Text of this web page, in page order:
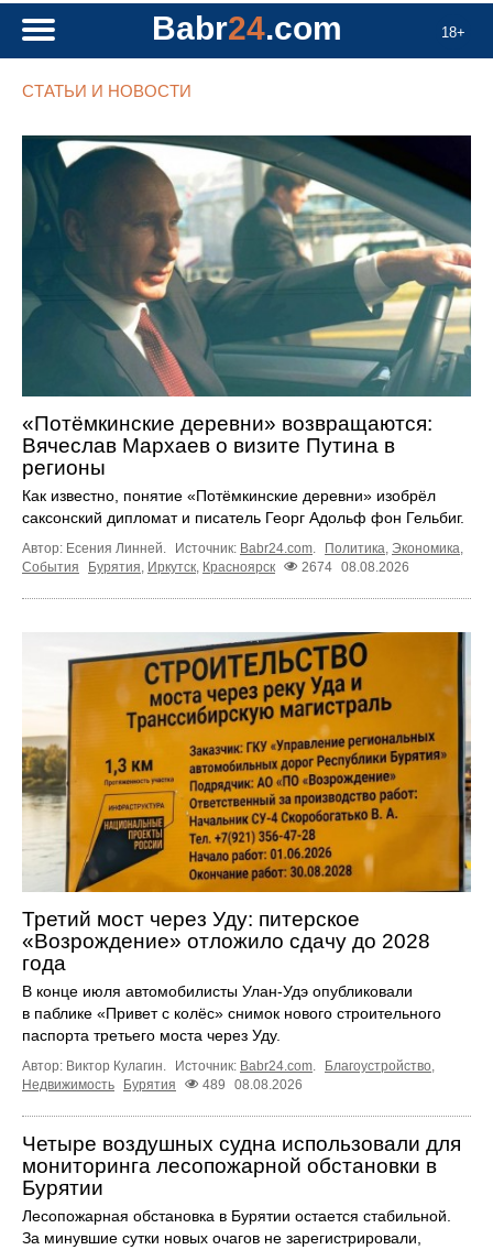
18+
Babr24.com
СТАТЬИ И НОВОСТИ
«Потёмкинские деревни» возвращаются:
Вячеслав Мархаев о визите Путина в
регионы
Как известно, понятие «Потёмкинские деревни» изобрёл
саксонский дипломат и писатель Георг Адольф фон Гельбиг.
Автор: Есения Линней. Источник: Babr24.com Политика Экономика
События
Бурятия Иркутск Красноярск 2674 08.08.2026
Третий мост через Уду: питерское
«Возрождение» отложило сдачу до 2028
года
В конце июля автомобилисты Улан-Удэ опубликовали
в паблике «Привет с колёс» снимок нового строительного
паспорта третьего моста через Уду.
Автор: Виктор Кулагин. Источник: Babr24.com. Благоустройство,
Недвижимость
Бурятия 489 08.08.2026
Четыре воздушных судна использовали для
мониторинга лесопожарной обстановки в
Бурятии
Лесопожарная обстановка в Бурятии остается стабильной.
За минувшие сутки новых очагов не зарегистрировали,